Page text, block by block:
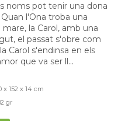
noms pot tenir una dona
l'Ona troba una
la Carol, amb una
el passat s'obre com
Carol s'endinsa en els
que va ser ll...
x 152 x 14 cm
gr